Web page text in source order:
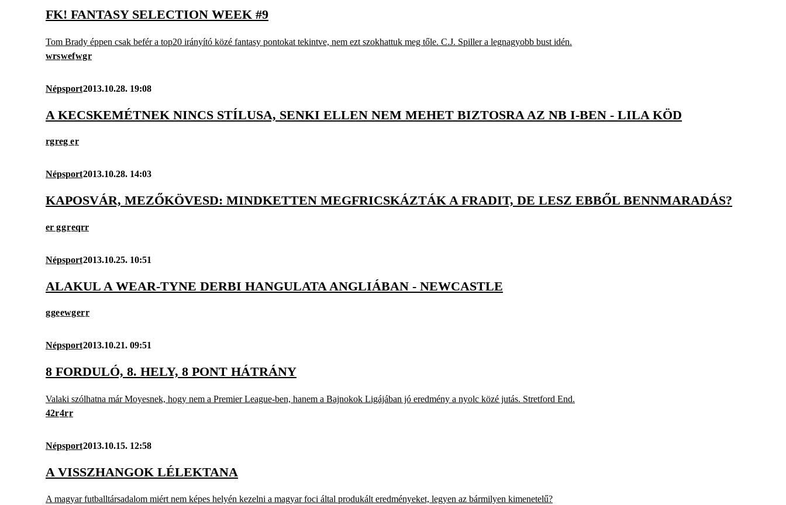
FK! FANTASY SELECTION WEEK #9
Tom Brady éppen csak befér a top20 irányító közé fantasy pontokat tekintve, nem ezt szokhattuk meg tőle. C.J. Spiller a legnagyobb bust idén.
wrswefwgr
Népsport2013.10.28. 19:08
A KECSKEMÉTNEK NINCS STÍLUSA, SENKI ELLEN NEM MEHET BIZTOSRA AZ NB I-BEN - LILA KÖD
rgreg er
Népsport2013.10.28. 14:03
KAPOSVÁR, MEZŐKÖVESD: MINDKETTEN MEGFRICSKÁZTÁK A FRADIT, DE LESZ EBBŐL BENNMARADÁS?
er ggreqrr
Népsport2013.10.25. 10:51
ALAKUL A WEAR-TYNE DERBI HANGULATA ANGLIÁBAN - NEWCASTLE
ggeewgerr
Népsport2013.10.21. 09:51
8 FORDULÓ, 8. HELY, 8 PONT HÁTRÁNY
Valaki szólhatna már Moyesnek, hogy nem a Premier League-ben, hanem a Bajnokok Ligájában jó eredmény a nyolc közé jutás. Stretford End.
42r4rr
Népsport2013.10.15. 12:58
A VISSZHANGOK LÉLEKTANA
A magyar futballtársadalom miért nem képes helyén kezelni a magyar foci által produkált eredményeket, legyen az bármilyen kimenetelű?